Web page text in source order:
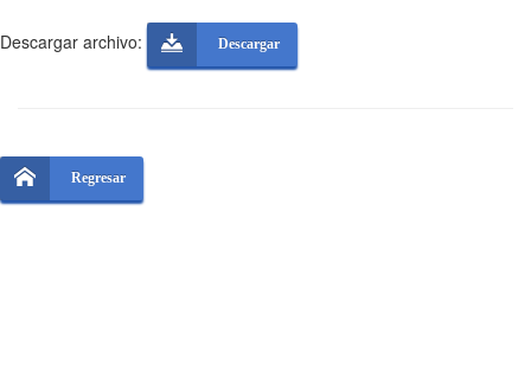
Descargar archivo: Descargar
Regresar